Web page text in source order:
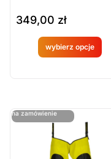
349,00 zł
wybierz opcje
Produkt
na
zamówien
na zamówienie
ostatnie sztuki